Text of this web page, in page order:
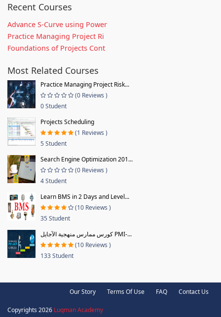
Recent Courses
Advance S-Curve using Power
Practice Managing Project Ri
Foundations of Projects Cont
Most Related Courses
Practice Managing Project Risk...
(0 Reviews )
0 Student
Projects Scheduling
(1 Reviews )
5 Student
Search Engine Optimization 201...
(0 Reviews )
4 Student
Learn BMS in 2 Days and Level...
(10 Reviews )
35 Student
كورس ممارس منهجية الآجايل PMI-...
(10 Reviews )
133 Student
Our Story Terms Of Use FAQ Contact Us
Copyrights 2026 Luqman Academy